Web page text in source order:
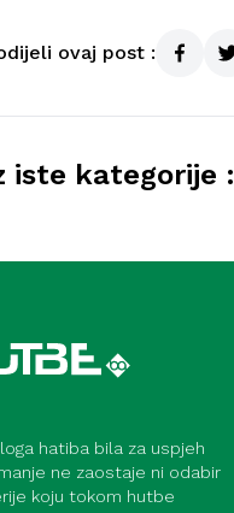
ovaj post :
iste kategorije :
hatiba bila za uspjeh
ne zaostaje ni odabir
koju tokom hutbe